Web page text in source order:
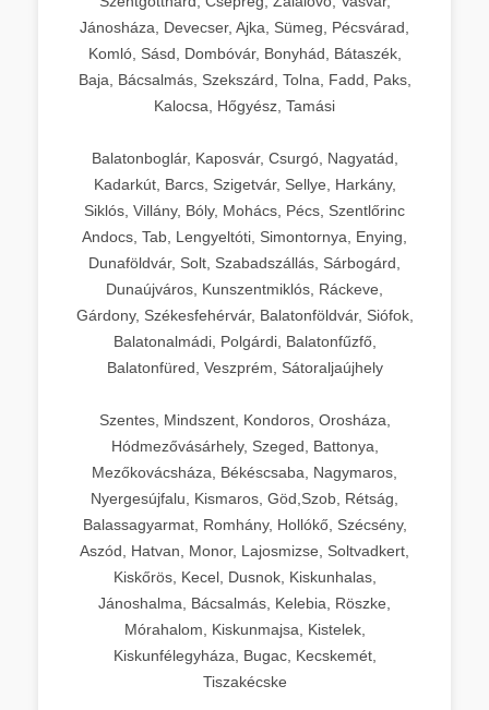
Jánosháza, Devecser, Ajka, Sümeg, Pécsvárad,
Komló, Sásd, Dombóvár, Bonyhád, Bátaszék,
Baja, Bácsalmás, Szekszárd, Tolna, Fadd, Paks,
Kalocsa, Hőgyész, Tamási
Balatonboglár, Kaposvár, Csurgó, Nagyatád,
Kadarkút, Barcs, Szigetvár, Sellye, Harkány,
Siklós, Villány, Bóly, Mohács, Pécs, Szentlőrinc
Andocs, Tab, Lengyeltóti, Simontornya, Enying,
Dunaföldvár, Solt, Szabadszállás, Sárbogárd,
Dunaújváros, Kunszentmiklós, Ráckeve,
Gárdony, Székesfehérvár, Balatonföldvár, Siófok,
Balatonalmádi, Polgárdi, Balatonfűzfő,
Balatonfüred, Veszprém, Sátoraljaújhely
Szentes, Mindszent, Kondoros, Orosháza,
Hódmezővásárhely, Szeged, Battonya,
Mezőkovácsháza, Békéscsaba, Nagymaros,
Nyergesújfalu, Kismaros, Göd,Szob, Rétság,
Balassagyarmat, Romhány, Hollókő, Szécsény,
Aszód, Hatvan, Monor, Lajosmizse, Soltvadkert,
Kiskőrös, Kecel, Dusnok, Kiskunhalas,
Jánoshalma, Bácsalmás, Kelebia, Röszke,
Mórahalom, Kiskunmajsa, Kistelek,
Kiskunfélegyháza, Bugac, Kecskemét,
Tiszakécske